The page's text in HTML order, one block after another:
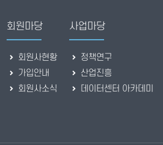
회원마당
회원사현황
가입안내
회원사소식
사업마당
정책연구
산업진흥
데이터센터 아카데미